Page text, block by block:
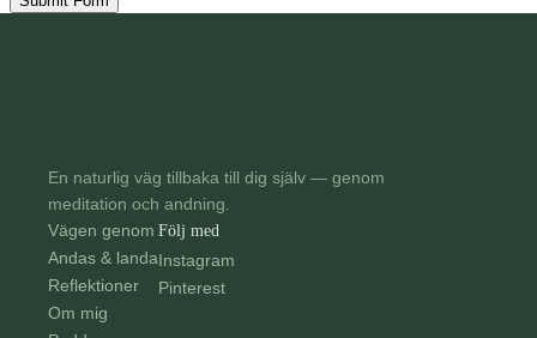
En naturlig väg tillbaka till dig själv — genom
meditation och andning.
Vägen genom
Andas & landa
Reflektioner
Om mig
Följ med
Instagram
Pinterest